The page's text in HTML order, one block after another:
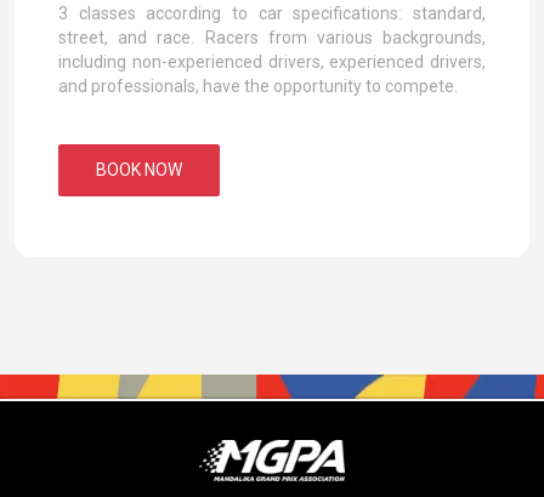
3 classes according to car specifications: standard,
street, and race. Racers from various backgrounds,
including non-experienced drivers, experienced drivers,
and professionals, have the opportunity to compete.
BOOK NOW